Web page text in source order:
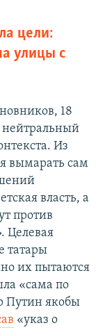
цели:
улицы с
18
нейтральный
Из
вымарать сам
власть, а
против
Целевая
татары
их пытаются
«сама по
Путин якобы
«указ о